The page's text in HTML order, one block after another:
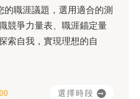
的職涯議題，選用適合的測
競爭力量表、職涯錨定量
索自我，實現理想的自
選擇時段